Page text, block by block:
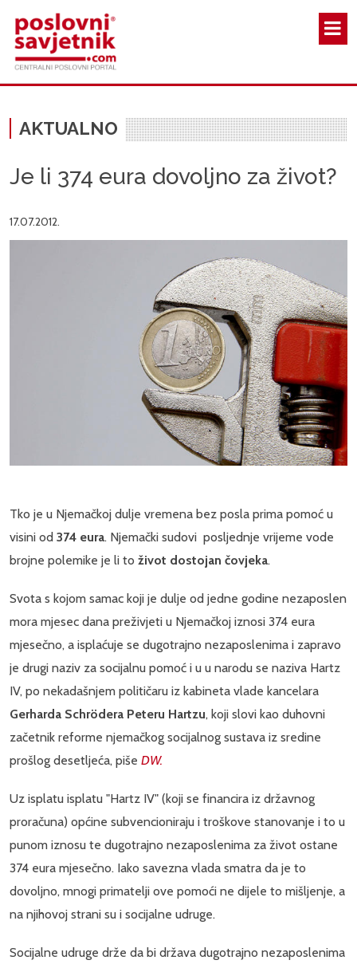
AKTUALNO
Je li 374 eura dovoljno za život?
17.07.2012.
Tko je u Njemačkoj dulje vremena bez posla prima pomoć u
visini od 374 eura. Njemački sudovi posljednje vrijeme vode
brojne polemike je li to život dostojan čovjeka.
Svota s kojom samac koji je dulje od jedne godine nezaposlen
mora mjesec dana preživjeti u Njemačkoj iznosi 374 eura
mjesečno, a isplaćuje se dugotrajno nezaposlenima i zapravo
je drugi naziv za socijalnu pomoć i u u narodu se naziva Hartz
IV, po nekadašnjem političaru iz kabineta vlade kancelara
Gerharda Schrödera Peteru Hartzu, koji slovi kao duhovni
začetnik reforme njemačkog socijalnog sustava iz sredine
prošlog desetljeća, piše DW.
Uz isplatu isplatu "Hartz IV" (koji se financira iz državnog
proračuna) općine subvencioniraju i troškove stanovanje i to u
punom iznosu te dugotrajno nezaposlenima za život ostane
374 eura mjesečno. Iako savezna vlada smatra da je to
dovoljno, mnogi primatelji ove pomoći ne dijele to mišljenje, a
na njihovoj strani su i socijalne udruge.
Socijalne udruge drže da bi država dugotrajno nezaposlenima